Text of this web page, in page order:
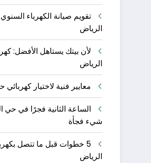
تقويم صيانة الكهرباء
الرياض
لأن بيتك يستاهل الأفضل:
الرياض
معايير فنية لاختيار
الساعة الثانية فجرًا في حي
شيء فجأة
5 خطوات قبل ما تتصل
الرياض